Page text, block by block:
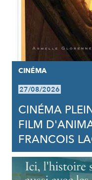
CINÉMA
27/08/2026
CINÉMA
FILM
FRANCOIS